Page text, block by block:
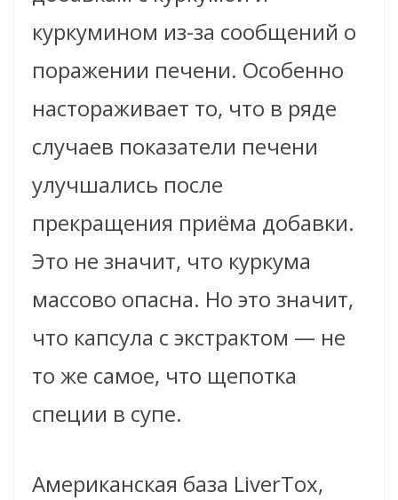
куркумином из-за сообщений о
поражении печени. Особенно
настораживает то, что в ряде
случаев показатели печени
улучшались после
прекращения приёма добавки.
Это не значит, что куркума
массово опасна. Но это значит,
что капсула с экстрактом — не
то же самое, что щепотка
специи в супе.
Американская база LiverTox,